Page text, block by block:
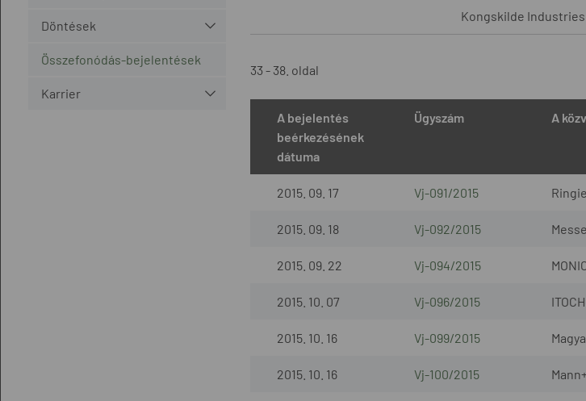
Döntések
Összefonódás-bejelentések
Karrier
Kongskilde
33 - 38. oldal
A bejelentés
beérkezésének
dátuma
Ügyszám A
2015. 09. 17 Vj-091/2015
2015. 09. 18 Vj-092/2015
2015. 09. 22 Vj-094/2015
2015. 10. 07 Vj-096/2015
2015. 10. 16 Vj-099/2015
2015. 10. 16 Vj-100/2015